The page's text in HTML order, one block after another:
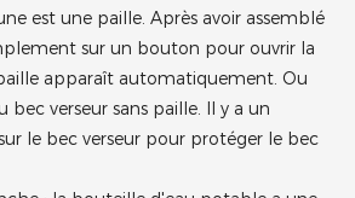
est une paille. Après avoir assemblé
sur un bouton pour ouvrir la
apparaît automatiquement. Ou
verseur sans paille. Il y a un
le bec verseur pour protéger le bec